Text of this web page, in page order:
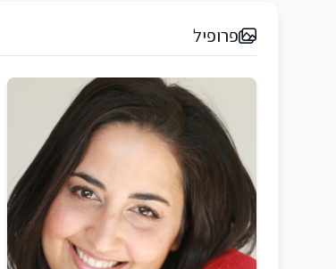
פרופיל